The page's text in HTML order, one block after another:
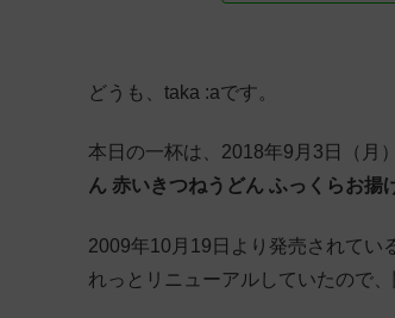
どうも、taka :aです。
本日の一杯は、2018年9月3日（月
ん 赤いきつねうどん ふっくらお揚
2009年10月19日より発売されてい
れっとリニューアルしていたので